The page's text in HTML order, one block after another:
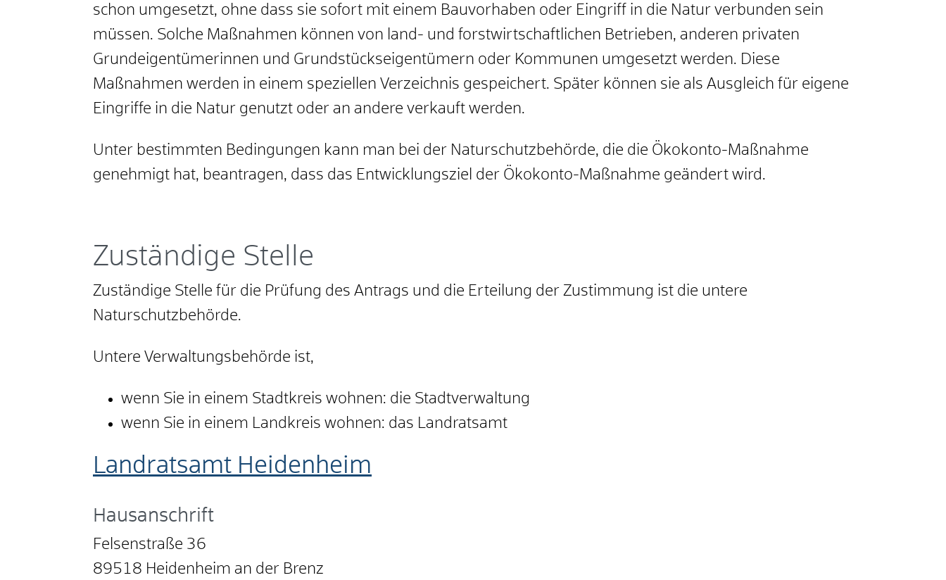
schon umgesetzt, ohne dass sie sofort mit einem Bauvorhaben oder Eingriff in die Natur verbunden sein
müssen. Solche Maßnahmen können von land- und forstwirtschaftlichen Betrieben, anderen privaten
Grundeigentümerinnen und Grundstückseigentümern oder Kommunen umgesetzt werden. Diese
Maßnahmen werden in einem speziellen Verzeichnis gespeichert. Später können sie als Ausgleich für eigene
Eingriffe in die Natur genutzt oder an andere verkauft werden.
Unter bestimmten Bedingungen kann man bei der Naturschutzbehörde, die die Ökokonto-Maßnahme
genehmigt hat, beantragen, dass das Entwicklungsziel der Ökokonto-Maßnahme geändert wird.
Zuständige Stelle
Zuständige Stelle für die Prüfung des Antrags und die Erteilung der Zustimmung ist die untere
Naturschutzbehörde.
Untere Verwaltungsbehörde ist,
wenn Sie in einem Stadtkreis wohnen: die Stadtverwaltung
wenn Sie in einem Landkreis wohnen: das Landratsamt
Landratsamt Heidenheim
Hausanschrift
Felsenstraße 36
89518 Heidenheim an der Brenz